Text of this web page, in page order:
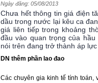
Ngày đăng: 05/08/2013
Chưa hết thông tin giá điện
dầu trong nước lại kêu ca
giá liên tiếp trong khoảng
đầu vào quan trọng của
nói trên đang trở thành áp
DN thêm phần lao đao
Các chuyên gia kinh tế tính toán,